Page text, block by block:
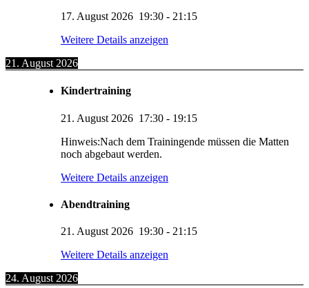
17. August 2026 19:30 - 21:15
Weitere Details anzeigen
21. August 2026
Kindertraining
21. August 2026 17:30 - 19:15
Hinweis:Nach dem Trainingende müssen die Matten
noch abgebaut werden.
Weitere Details anzeigen
Abendtraining
21. August 2026 19:30 - 21:15
Weitere Details anzeigen
24. August 2026